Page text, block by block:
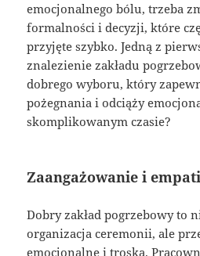
emocjonalnego bólu, trzeba
formalności i decyzji, które
przyjęte szybko. Jedną z
znalezienie zakładu
dobrego wyboru, który
pożegnania i odciąży
skomplikowanym czasie?
Zaangażowanie i
Dobry zakład pogrzebowy to
organizacja ceremonii, ale
emocjonalne i troska.